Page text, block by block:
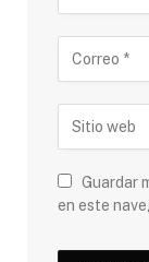
Guardar
en este